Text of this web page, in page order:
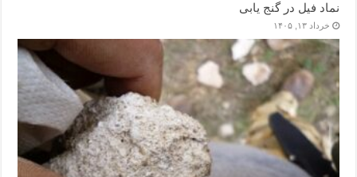
نماد فیل در گنج یابی
خرداد ۱۳, ۱۴۰۵